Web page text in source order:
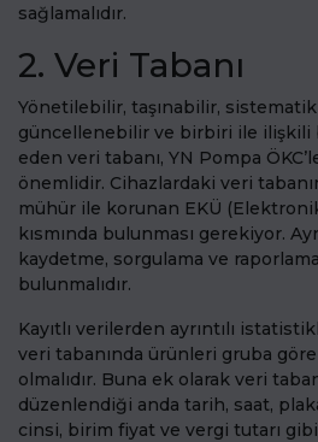
sağlamalıdır.
2. Veri Tabanı
Yönetilebilir, taşınabilir,
güncellenebilir ve birbiri ile ilişkili
eden veri tabanı, YN Pompa
önemlidir. Cihazlardaki veri
mühür ile korunan EKÜ
kısmında bulunması gerekiyor.
kaydetme, sorgulama ve
bulunmalıdır.
Kayıtlı verilerden ayrıntılı
veri tabanında ürünleri gruba göre
olmalıdır. Buna ek olarak veri
düzenlendiği anda tarih, saat,
cinsi, birim fiyat ve vergi tutarı